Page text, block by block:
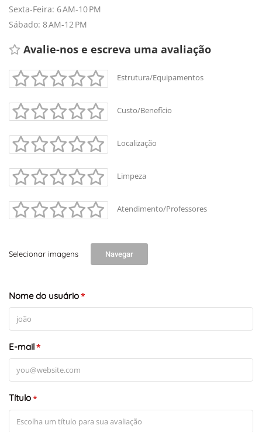
+-
Leaflet
Sexta-Feira: 6 AM-10 PM
Sábado: 8 AM-12 PM
Avalie-nos e escreva uma avaliação
Estrutura/Equipamentos
Custo/Benefício
Localização
Limpeza
Atendimento/Professores
Selecionar imagens Navegar
Nome do usuário*
E-mail*
Título*